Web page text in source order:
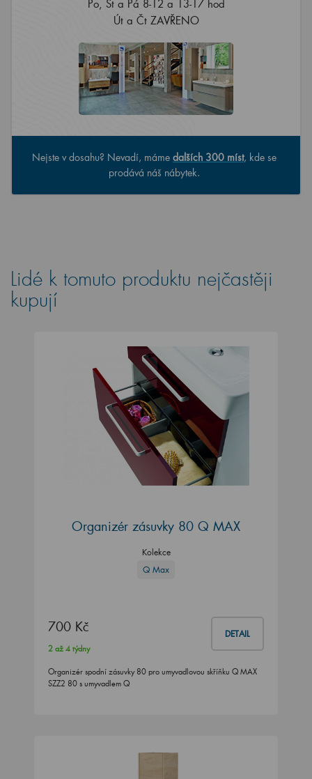
Po, St a Pá 8-12 a 13-17 hod
Út a Čt ZAVŘENO
Nejste v dosahu? Nevadí, máme dalších 300 míst, kde se
prodává náš nábytek.
Lidé k tomuto produktu nejčastěji
kupují
Organizér zásuvky 80 Q MAX
Kolekce
Q Max
700 Kč DETAIL
2 až 4 týdny
Organizér spodní zásuvky 80 pro umyvadlovou skříňku Q MAX
SZZ2 80 s umyvadlem Q